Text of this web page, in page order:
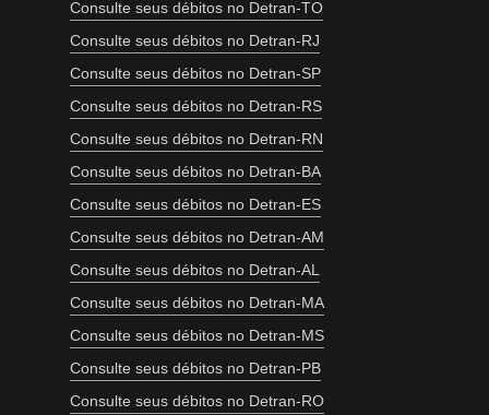
Consulte seus débitos no Detran-TO
Consulte seus débitos no Detran-RJ
Consulte seus débitos no Detran-SP
Consulte seus débitos no Detran-RS
Consulte seus débitos no Detran-RN
Consulte seus débitos no Detran-BA
Consulte seus débitos no Detran-ES
Consulte seus débitos no Detran-AM
Consulte seus débitos no Detran-AL
Consulte seus débitos no Detran-MA
Consulte seus débitos no Detran-MS
Consulte seus débitos no Detran-PB
Consulte seus débitos no Detran-RO